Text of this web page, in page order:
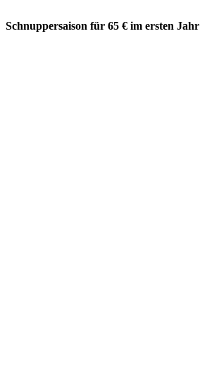
Schnuppersaison für 65 € im ersten Jahr